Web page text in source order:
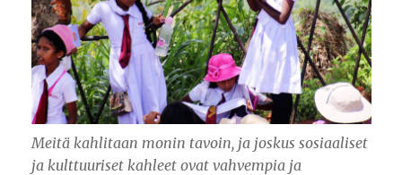
Meitä kahlitaan monin tavoin, ja joskus sosiaaliset
ja kulttuuriset kahleet ovat vahvempia ja